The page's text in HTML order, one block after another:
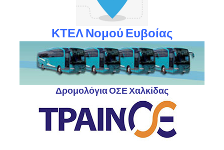
ΚΤΕΛ Νομού Ευβοίας
Δρομολόγια ΟΣΕ Χαλκίδας